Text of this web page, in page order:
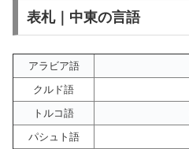
表札｜中東の言語
アラビア語
クルド語
トルコ語
パシュト語